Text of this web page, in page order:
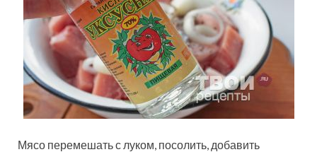
Мясо перемешать с луком, посолить, добавить